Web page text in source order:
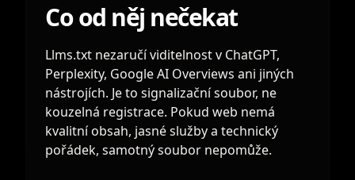
Co od něj nečekat
Llms.txt nezaručí viditelnost v ChatGPT,
Perplexity, Google AI Overviews ani jiných
nástrojích. Je to signalizační soubor, ne
kouzelná registrace. Pokud web nemá
kvalitní obsah, jasné služby a technický
pořádek, samotný soubor nepomůže.